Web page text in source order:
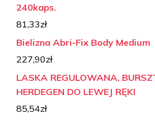
240kaps.
81,33zł
Bielizna Abri-Fix Body Medium
227,90zł
LASKA REGULOWANA,
HERDEGEN DO LEWEJ RĘKI
85,54zł